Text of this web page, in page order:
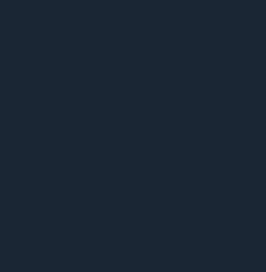
Все
чек, правки и
Для российского
на
качество